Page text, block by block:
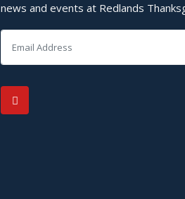
news and events at Redlands